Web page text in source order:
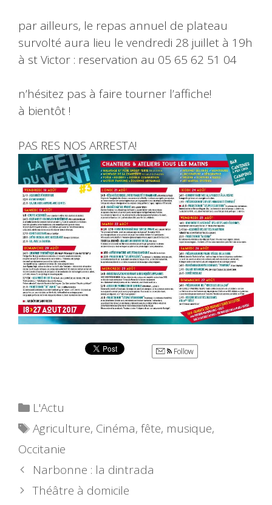
par ailleurs, le repas annuel de plateau
survolté aura lieu le vendredi 28 juillet à 19h
à st Victor : reservation au 05 65 62 51 04
n’hésitez pas à faire tourner l’affiche!
à bientôt !
PAS RES NOS ARRESTA!
Follow
Catégories
L'Actu
Étiquettes
Agriculture, Cinéma,fête, musique,
Occitanie
Narbonne : la dintrada
Théâtre à domicile